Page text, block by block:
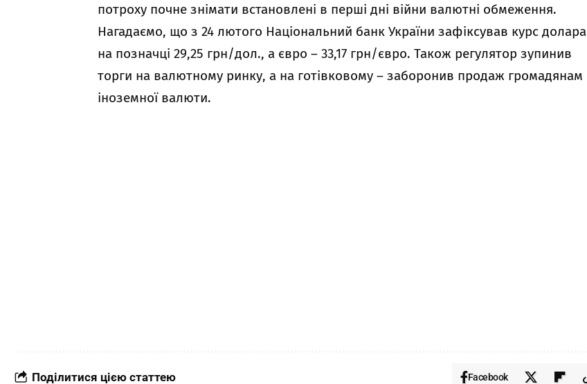
потроху почне знімати встановлені в перші дні війни валютні обмеження.
Нагадаємо, що з 24 лютого Національний банк України зафіксував курс долара
на позначці 29,25 грн/дол., а євро – 33,17 грн/євро. Також регулятор зупинив
торги на валютному ринку, а на готівковому – заборонив продаж громадянам
іноземної валюти.
Поділитися цією статтею Facebook